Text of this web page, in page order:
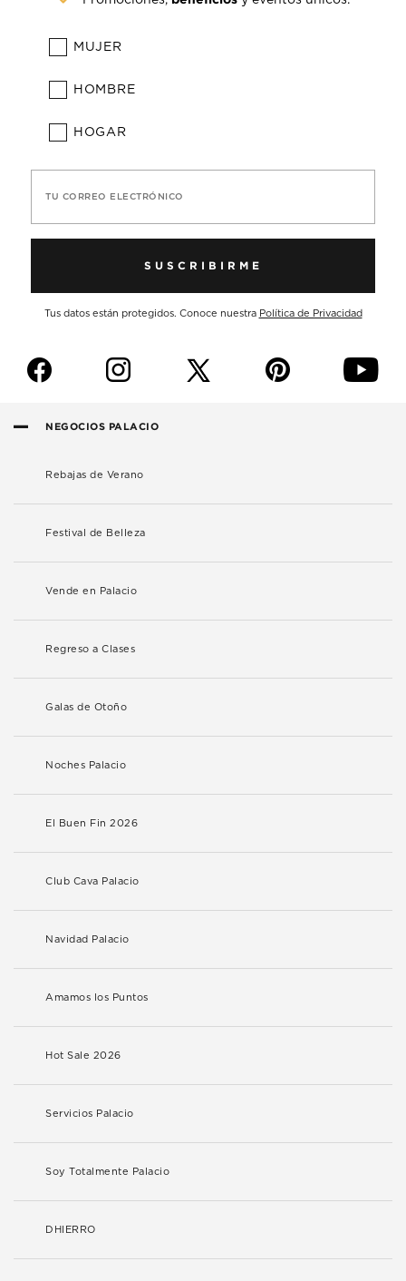
MUJER
HOMBRE
HOGAR
TU CORREO ELECTRÓNICO
SUSCRIBIRME
Tus datos están protegidos. Conoce nuestra Política de Privacidad
f i p y
NEGOCIOS PALACIO
Rebajas de Verano
Festival de Belleza
Vende en Palacio
Regreso a Clases
Galas de Otoño
Noches Palacio
El Buen Fin 2026
Club Cava Palacio
Navidad Palacio
Amamos los Puntos
Hot Sale 2026
Servicios Palacio
Soy Totalmente Palacio
DHIERRO